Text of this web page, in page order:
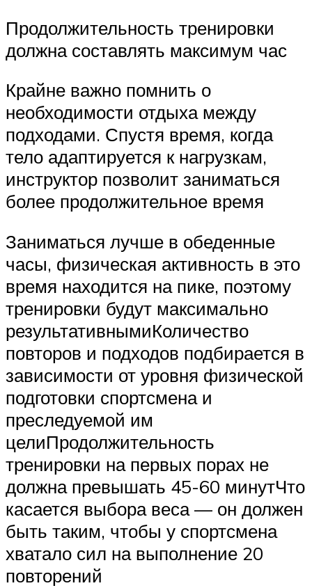
Продолжительность тренировки
должна составлять максимум час
Крайне важно помнить о
необходимости отдыха между
подходами. Спустя время, когда
тело адаптируется к нагрузкам,
инструктор позволит заниматься
более продолжительное время
Заниматься лучше в обеденные
часы, физическая активность в это
время находится на пике, поэтому
тренировки будут максимально
результативнымиКоличество
повторов и подходов подбирается в
зависимости от уровня физической
подготовки спортсмена и
преследуемой им
целиПродолжительность
тренировки на первых порах не
должна превышать 45-60 минутЧто
касается выбора веса — он должен
быть таким, чтобы у спортсмена
хватало сил на выполнение 20
повторений